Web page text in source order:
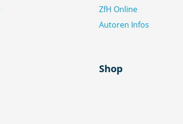
ZfH Online
Autoren Infos
Shop